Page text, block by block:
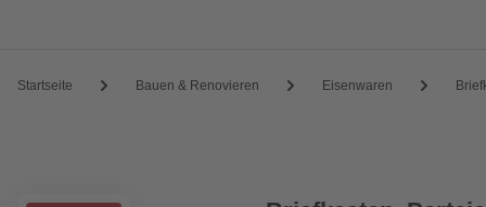
Startseite Bauen & Renovieren Eisenwaren